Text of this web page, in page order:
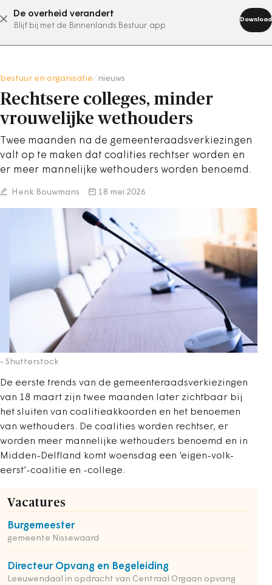
De overheid verandert
Blijf bij met de Binnenlands Bestuur app
Download
abonneer nu
bestuur en organisatie nieuws
Rechtsere colleges, minder
vrouwelijke wethouders
Twee maanden na de gemeenteraadsverkiezingen
valt op te maken dat coalities rechtser worden en
er meer mannelijke wethouders worden benoemd.
Henk Bouwmans 18 mei 2026
- Shutterstock
De eerste trends van de gemeenteraadsverkiezingen
van 18 maart zijn twee maanden later zichtbaar bij
het sluiten van coalitieakkoorden en het benoemen
van wethouders. De coalities worden rechtser, er
worden meer mannelijke wethouders benoemd en in
Midden-Delfland komt woensdag een ‘eigen-volk-
eerst’-coalitie en -college.
Vacatures
Burgemeester
gemeente Nissewaard
Directeur Opvang en Begeleiding
Leeuwendaal in opdracht van Centraal Orgaan opvang